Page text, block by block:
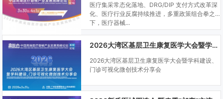
医疗集采常态化落地、DRG/DIP 支付方式改革深
化、医疗行业反腐持续推进，多重政策组合拳之
下，医疗器械...
2026大湾区基层卫生康复医学大会暨学科建设、门诊可视化微创技术分享会
2026大湾区基层卫生康复医学大会暨学科建设、
门诊可视化微创技术分享会